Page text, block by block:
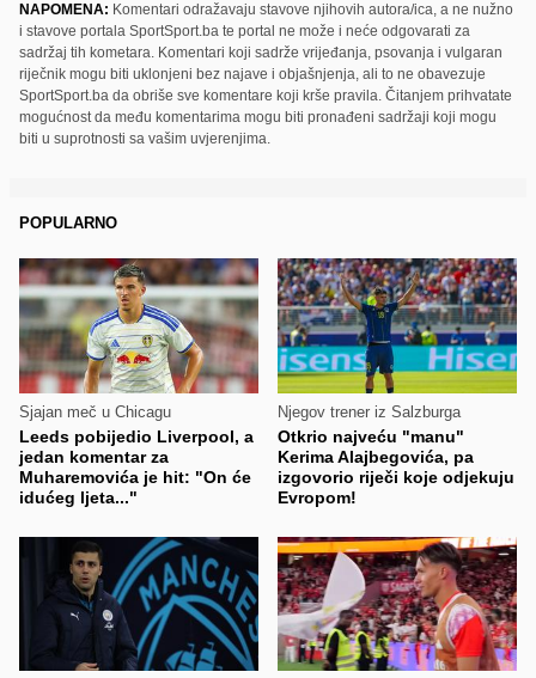
NAPOMENA: Komentari odražavaju stavove njihovih autora/ica, a ne nužno
i stavove portala SportSport.ba te portal ne može i neće odgovarati za
sadržaj tih kometara. Komentari koji sadrže vrijeđanja, psovanja i vulgaran
riječnik mogu biti uklonjeni bez najave i objašnjenja, ali to ne obavezuje
SportSport.ba da obriše sve komentare koji krše pravila. Čitanjem prihvatate
mogućnost da među komentarima mogu biti pronađeni sadržaji koji mogu
biti u suprotnosti sa vašim uvjerenjima.
POPULARNO
Sjajan meč u Chicagu
Leeds pobijedio Liverpool, a
jedan komentar za
Muharemovića je hit: "On će
idućeg ljeta..."
Njegov trener iz Salzburga
Otkrio najveću "manu"
Kerima Alajbegovića, pa
izgovorio riječi koje odjekuju
Evropom!